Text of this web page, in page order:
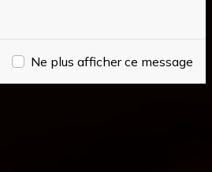
Ne plus afficher ce message